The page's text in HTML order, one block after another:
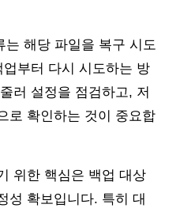
는 해당 파일을 복구 시도
부터 다시 시도하는 방
러 설정을 점검하고, 저
로 확인하는 것이 중요합
위한 핵심은 백업 대상
성 확보입니다. 특히 대